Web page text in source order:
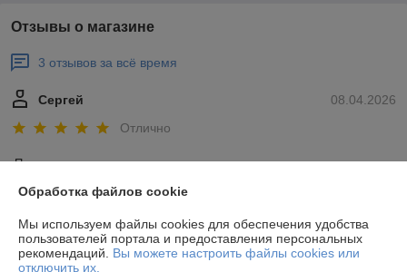
Отзывы о магазине
3 отзывов за всё время
08.04.2026
Сергей
Отлично
Приемлемые цены.
Отлично
Обработка файлов cookie
Мы используем файлы cookies для обеспечения удобства
пользователей портала и предоставления персональных
рекомендаций. Вы можете настроить файлы cookies или
отключить их.